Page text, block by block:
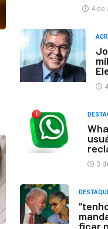
4 de
3
ficar